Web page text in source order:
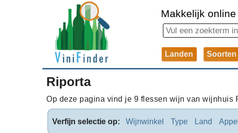
Makkelijk
Landen Soorten
Riporta
Op deze pagina vind je 9 flessen wijn van
Verfijn selectie op: Wijnwinkel Type Land